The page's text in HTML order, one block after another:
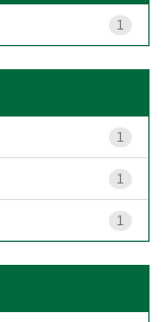
1
1
1
1